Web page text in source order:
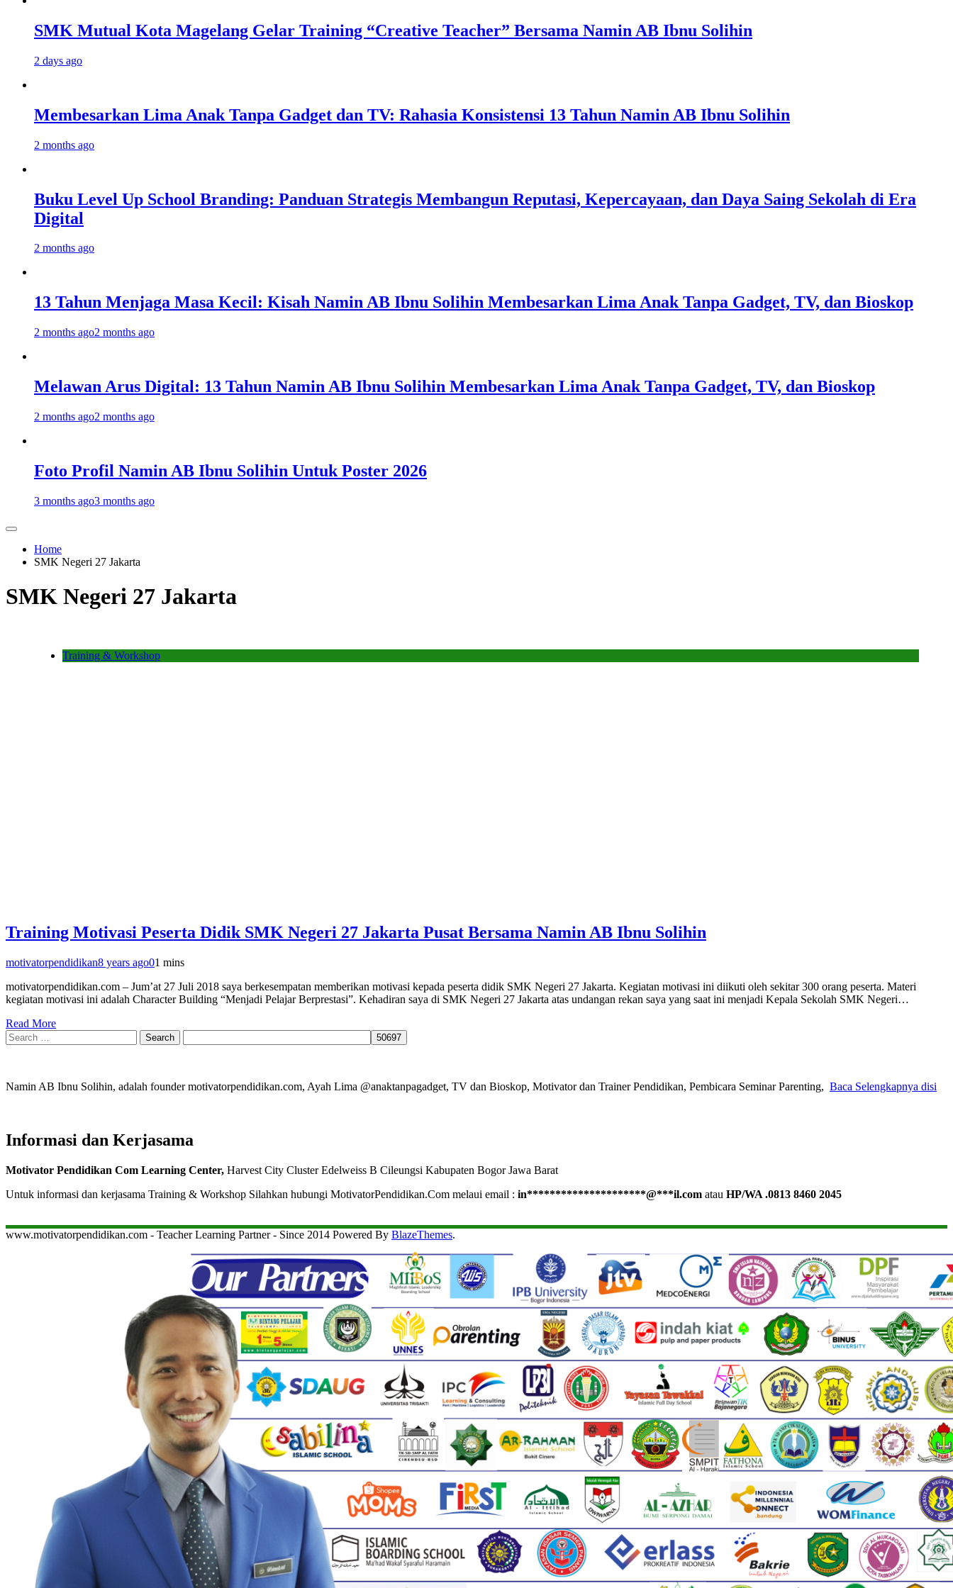
SMK Mutual Kota Magelang Gelar Training “Creative Teacher” Bersama Namin AB Ibnu Solihin
2 days ago
Membesarkan Lima Anak Tanpa Gadget dan TV: Rahasia Konsistensi 13 Tahun Namin AB Ibnu Solihin
2 months ago
Buku Level Up School Branding: Panduan Strategis Membangun Reputasi, Kepercayaan, dan Daya Saing Sekolah di Era
Digital
2 months ago
13 Tahun Menjaga Masa Kecil: Kisah Namin AB Ibnu Solihin Membesarkan Lima Anak Tanpa Gadget, TV, dan Bioskop
2 months ago2 months ago
Melawan Arus Digital: 13 Tahun Namin AB Ibnu Solihin Membesarkan Lima Anak Tanpa Gadget, TV, dan Bioskop
2 months ago2 months ago
Foto Profil Namin AB Ibnu Solihin Untuk Poster 2026
3 months ago3 months ago
Home
SMK Negeri 27 Jakarta
SMK Negeri 27 Jakarta
Training & Workshop
Training Motivasi Peserta Didik SMK Negeri 27 Jakarta Pusat Bersama Namin AB Ibnu Solihin
motivatorpendidikan8 years ago01 mins
motivatorpendidikan.com – Jum’at 27 Juli 2018 saya berkesempatan memberikan motivasi kepada peserta didik SMK Negeri 27 Jakarta. Kegiatan motivasi ini diikuti oleh sekitar 300 orang peserta. Materi
kegiatan motivasi ini adalah Character Building “Menjadi Pelajar Berprestasi”. Kehadiran saya di SMK Negeri 27 Jakarta atas undangan rekan saya yang saat ini menjadi Kepala Sekolah SMK Negeri…
Read More
Search
for:
Namin AB Ibnu Solihin, adalah founder motivatorpendidikan.com, Ayah Lima @anaktanpagadget, TV dan Bioskop, Motivator dan Trainer Pendidikan, Pembicara Seminar Parenting, Baca Selengkapnya disi
Informasi dan Kerjasama
Motivator Pendidikan Com Learning Center, Harvest City Cluster Edelweiss B Cileungsi Kabupaten Bogor Jawa Barat
Untuk informasi dan kerjasama Training & Workshop Silahkan hubungi MotivatorPendidikan.Com melaui email : in*********************@***il.com atau HP/WA .0813 8460 2045
www.motivatorpendidikan.com - Teacher Learning Partner - Since 2014 Powered By BlazeThemes.